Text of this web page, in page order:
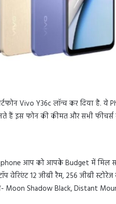
Vivo Y36c लॉन्च कर दिया है. ये
हैं इस फोन की कीमत और सभी फीचर्स
आप को आपके Budget में मिल
वेरिएंट 12 जीबी रैम, 256 जीबी
Shadow Black, Distant